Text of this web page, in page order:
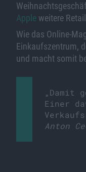
Apple weitere
Wie das Online-
Einkaufszentrum,
und macht somit
„Damit
Einer
Anton